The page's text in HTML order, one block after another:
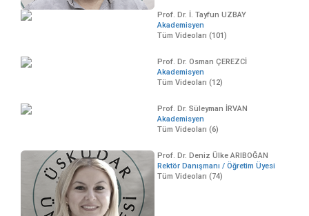
Prof. Dr. İ. Tayfun UZBAY
Akademisyen
Tüm Videoları (101)
Prof. Dr. Osman ÇEREZCİ
Akademisyen
Tüm Videoları (12)
Prof. Dr. Süleyman İRVAN
Akademisyen
Tüm Videoları (6)
Prof. Dr. Deniz Ülke ARIBOĞAN
Rektör Danışmanı / Öğretim Üyesi
Tüm Videoları (74)